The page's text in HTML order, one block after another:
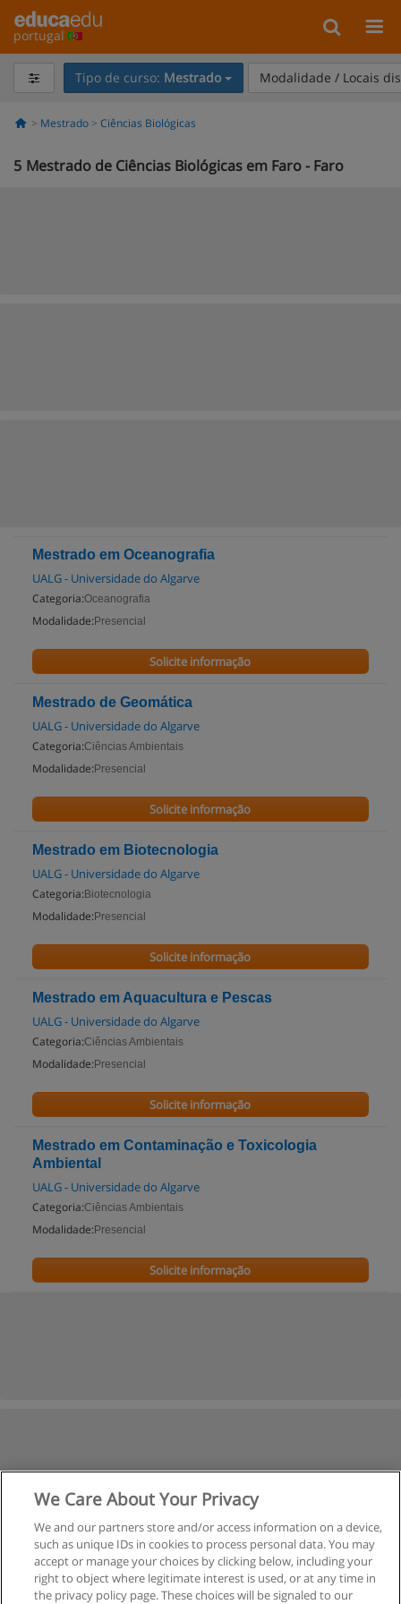
portugal
Tipo de curso: Mestrado Modalidade / Locais
Mestrado Ciências Biológicas
5 Mestrado de Ciências Biológicas em Faro - Faro
Mestrado em Oceanografia
UALG - Universidade do Algarve
Categoria:Oceanografia
Modalidade: Presencial
Solicite informação
Mestrado de Geomática
UALG - Universidade do Algarve
Categoria:Ciências Ambientais
Modalidade: Presencial
Solicite informação
Mestrado em Biotecnologia
UALG - Universidade do Algarve
Categoria: Biotecnologia
Modalidade: Presencial
Solicite informação
Mestrado em Aquacultura e Pescas
UALG - Universidade do Algarve
Categoria:Ciências Ambientais
Modalidade: Presencial
Solicite informação
Mestrado em Contaminação e Toxicologia
Ambiental
UALG - Universidade do Algarve
Categoria:Ciências Ambientais
Modalidade: Presencial
Solicite informação
We Care About Your Privacy
We and our partners store and/or access information on a device,
such as unique IDs in cookies to process personal data. You may
accept or manage your choices by clicking below, including your
right to object where legitimate interest is used, or at any time in
the privacy policy page. These choices will be signaled to our